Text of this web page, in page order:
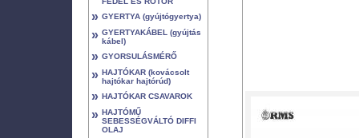
» GYERTYA (gyújtógyertya)
» GYERTYAKÁBEL (gyújtás
kábel)
» GYORSULÁSMÉRŐ
» HAJTÓKAR (kovácsolt
hajtókar hajtórúd)
» HAJTÓKAR CSAVAROK
» HAJTÓMŰ
SEBESSÉGVÁLTÓ DIFFI
OLAJ